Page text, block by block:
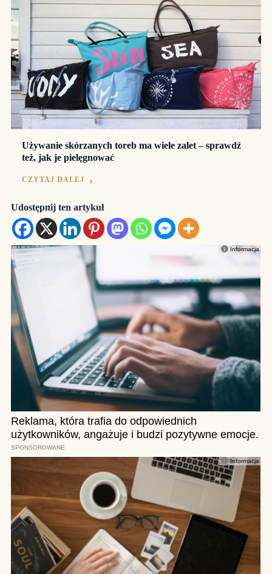
Używanie skórzanych toreb ma wiele zalet – sprawdź
też, jak je pielęgnować
CZYTAJ DALEJ
Udostępnij ten artykuł